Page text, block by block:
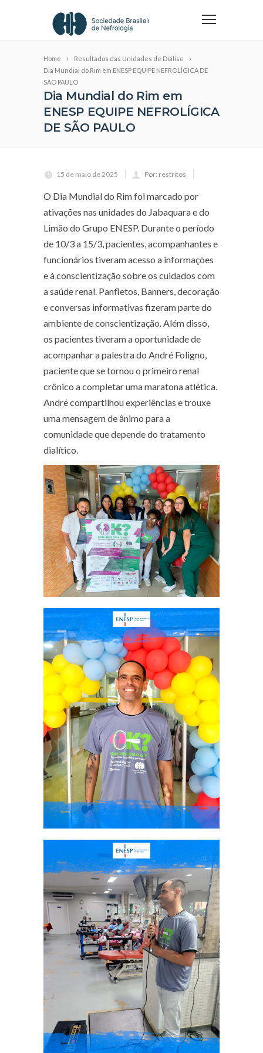
Home
Resultados das Unidades de Diálise
Dia Mundial do Rim em ENESP EQUIPE NEFROLÍGICA DE
SÃO PAULO
Dia Mundial do Rim em
ENESP EQUIPE NEFROLÍGICA
DE SÃO PAULO
15 de maio de 2025 Por: restritos
O Dia Mundial do Rim foi marcado por
ativações nas unidades do Jabaquara e do
Limão do Grupo ENESP. Durante o período
de 10/3 a 15/3, pacientes, acompanhantes e
funcionários tiveram acesso a informações
e à conscientização sobre os cuidados com
a saúde renal. Panfletos, Banners, decoração
e conversas informativas fizeram parte do
ambiente de conscientização. Além disso,
os pacientes tiveram a oportunidade de
acompanhar a palestra do André Foligno,
paciente que se tornou o primeiro renal
crônico a completar uma maratona atlética.
André compartilhou experiências e trouxe
uma mensagem de ânimo para a
comunidade que depende do tratamento
dialítico.